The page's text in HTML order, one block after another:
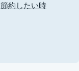
約したい時